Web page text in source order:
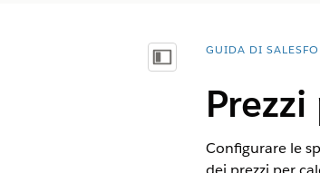
Mostra sommario
Ti trovi qui:
GUIDA DI
Configurare le